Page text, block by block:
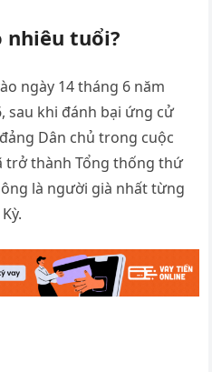
nhiêu tuổi?
ngày 14 tháng 6 năm
sau khi đánh bại ứng cử
Dân chủ trong cuộc
trở thành Tổng thống thứ
ông là người già nhất từng